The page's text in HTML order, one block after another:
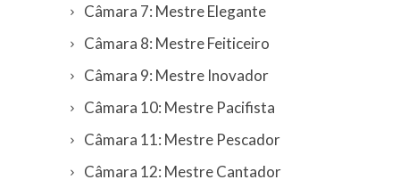
Câmara 7: Mestre Elegante
Câmara 8: Mestre Feiticeiro
Câmara 9: Mestre Inovador
Câmara 10: Mestre Pacifista
Câmara 11: Mestre Pescador
Câmara 12: Mestre Cantador